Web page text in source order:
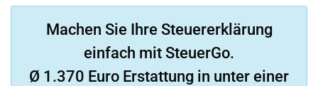
Machen Sie Ihre Steuererklärung
einfach mit SteuerGo.
Ø 1.370 Euro Erstattung in unter einer